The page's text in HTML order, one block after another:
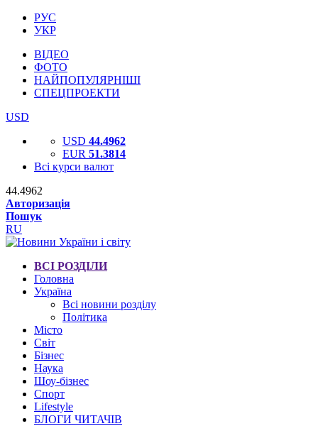
РУС
УКР
ВІДЕО
ФОТО
НАЙПОПУЛЯРНІШІ
СПЕЦПРОЕКТИ
USD
USD 44.4962
EUR 51.3814
Всі курси валют
44.4962
Авторизація
Пошук
RU
ВСІ РОЗДІЛИ
Головна
Україна
Всі новини розділу
Політика
Місто
Світ
Бізнес
Наука
Шоу-бізнес
Спорт
Lifestyle
БЛОГИ ЧИТАЧІВ